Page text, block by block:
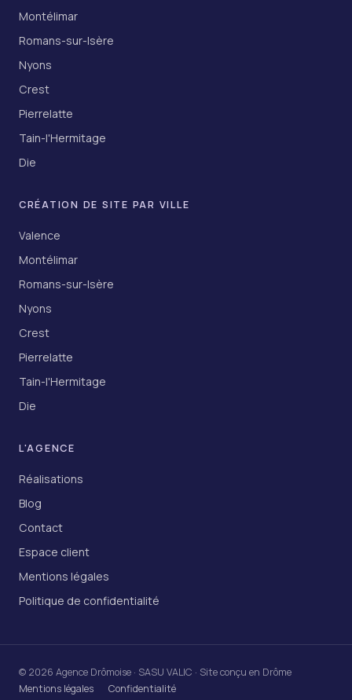
Montélimar
Romans-sur-Isère
Nyons
Crest
Pierrelatte
Tain-l'Hermitage
Die
CRÉATION DE SITE PAR VILLE
Valence
Montélimar
Romans-sur-Isère
Nyons
Crest
Pierrelatte
Tain-l'Hermitage
Die
L'AGENCE
Réalisations
Blog
Contact
Espace client
Mentions légales
Politique de confidentialité
© 2026 Agence Drômoise · SASU VALIC · Site conçu en Drôme
Mentions légales
Confidentialité